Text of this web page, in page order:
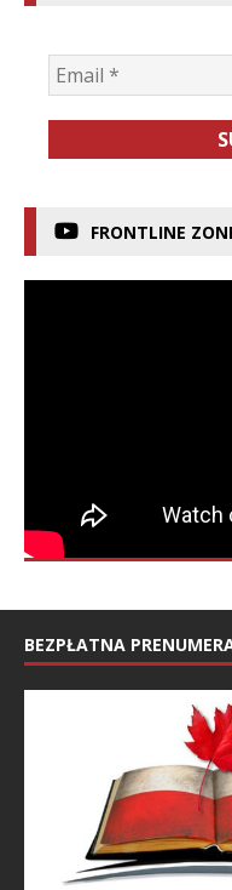
FRONTLINE
BEZPŁATNA